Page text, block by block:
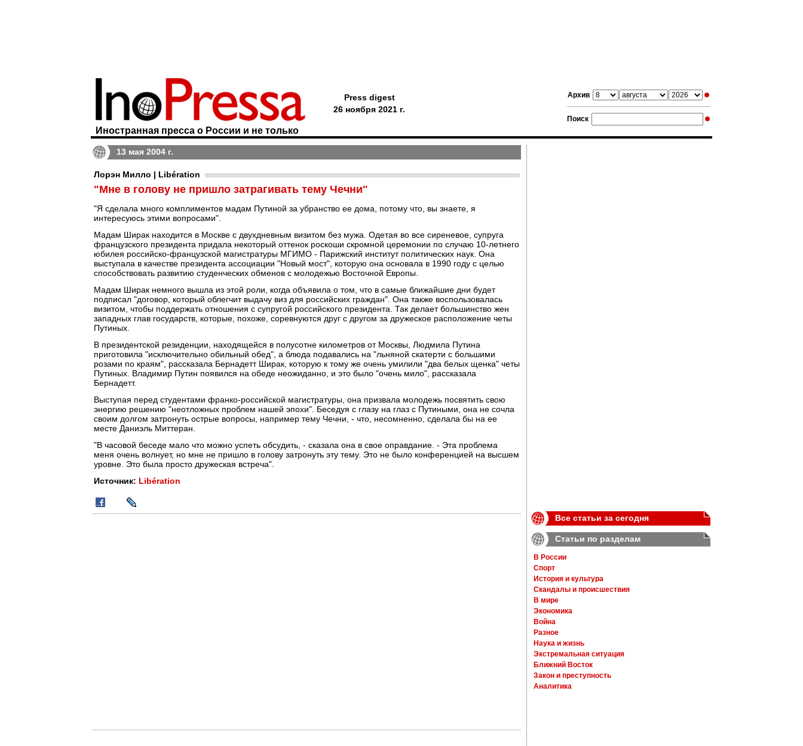
Архив
Поиск
Иностранная пресса о России и не только
Press digest
26 ноября 2021 г.
13 мая 2004 г.
Лорэн Милло | Libération
"Мне в голову не пришло затрагивать тему Чечни"
"Я сделала много комплиментов мадам Путиной за убранство ее дома, потому что, вы знаете, я
интересуюсь этими вопросами".
Мадам Ширак находится в Москве с двухдневным визитом без мужа. Одетая во все сиреневое, супруга
французского президента придала некоторый оттенок роскоши скромной церемонии по случаю 10-летнего
юбилея российско-французской магистратуры МГИМО - Парижский институт политических наук. Она
выступала в качестве президента ассоциации "Новый мост", которую она основала в 1990 году с целью
способствовать развитию студенческих обменов с молодежью Восточной Европы.
Мадам Ширак немного вышла из этой роли, когда объявила о том, что в самые ближайшие дни будет
подписал "договор, который облегчит выдачу виз для российских граждан". Она также воспользовалась
визитом, чтобы поддержать отношения с супругой российского президента. Так делает большинство жен
западных глав государств, которые, похоже, соревнуются друг с другом за дружеское расположение четы
Путиных.
В президентской резиденции, находящейся в полусотне километров от Москвы, Людмила Путина
приготовила "исключительно обильный обед", а блюда подавались на "льняной скатерти с большими
розами по краям", рассказала Бернадетт Ширак, которую к тому же очень умилили "два белых щенка" четы
Путиных. Владимир Путин появился на обеде неожиданно, и это было "очень мило", рассказала
Бернадетт.
Выступая перед студентами франко-российской магистратуры, она призвала молодежь посвятить свою
энергию решению "неотложных проблем нашей эпохи". Беседуя с глазу на глаз с Путиными, она не сочла
своим долгом затронуть острые вопросы, например тему Чечни, - что, несомненно, сделала бы на ее
месте Даниэль Миттеран.
"В часовой беседе мало что можно успеть обсудить, - сказала она в свое оправдание. - Эта проблема
меня очень волнует, но мне не пришло в голову затронуть эту тему. Это не было конференцией на высшем
уровне. Это была просто дружеская встреча".
Источник: Libération
Все статьи за сегодня
Статьи по разделам
В России
Спорт
История и культура
Скандалы и происшествия
В мире
Экономика
Война
Разное
Наука и жизнь
Экстремальная ситуация
Ближний Восток
Закон и преступность
Аналитика